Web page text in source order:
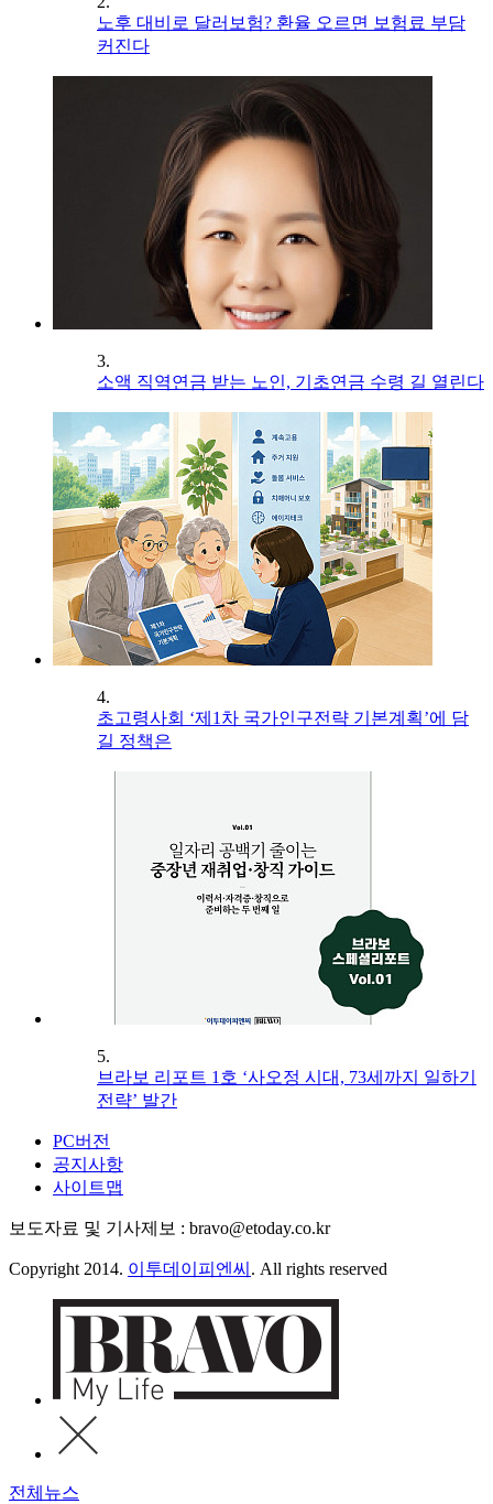
노후 대비로 달러보험? 환율 오르면 보험료 부담
커진다
3.
소액 직역연금 받는 노인, 기초연금 수령 길 열린다
4.
초고령사회 ‘제1차 국가인구전략 기본계획’에 담
길 정책은
5.
브라보 리포트 1호 ‘사오정 시대, 73세까지 일하기
전략’ 발간
PC버전
공지사항
사이트맵
보도자료 및 기사제보 : bravo@etoday.co.kr
Copyright 2014. 이투데이피엔씨 . All rights reserved
전체뉴스